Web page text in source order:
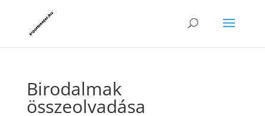
Birodalmak
összeolvadása